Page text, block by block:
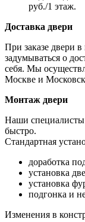
руб./1 этаж.
Доставка двери
При заказе двери
задумываться о
себя. Мы
Москве и
Монтаж двери
Наши специалисты
быстро.
Стандартная
доработка
установка
установка
подгонка и
Изменения в